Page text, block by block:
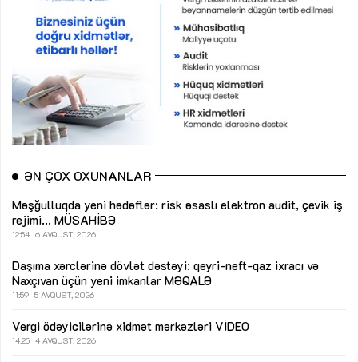
ƏN ÇOX OXUNANLAR
Məşğulluqda yeni hədəflər: risk əsaslı elektron audit, çevik iş
rejimi... MÜSAHİBƏ
12:54 6 AVQUST, 2026
Daşıma xərclərinə dövlət dəstəyi: qeyri-neft-qaz ixracı və
Naxçıvan üçün yeni imkanlar MƏQALƏ
11:59 5 AVQUST, 2026
Vergi ödəyicilərinə xidmət mərkəzləri VİDEO
14:25 4 AVQUST, 2026